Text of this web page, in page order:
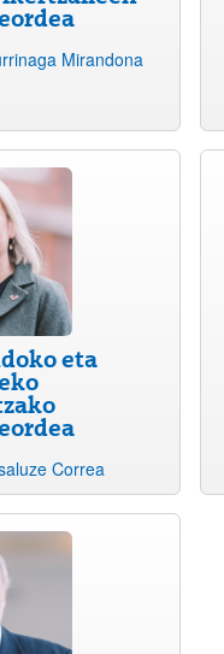
Mirandona
eta
Correa